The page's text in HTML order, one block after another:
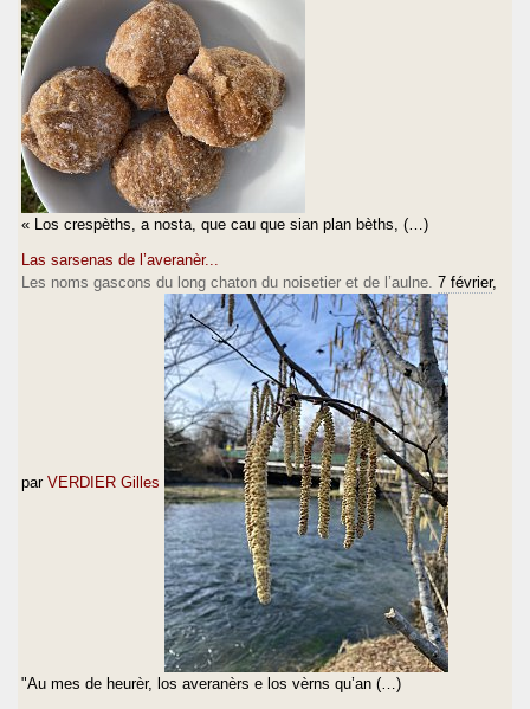
« Los crespèths, a nosta, que cau que sian plan bèths, (…)
Las sarsenas de l’averanèr...
Les noms gascons du long chaton du noisetier et de l’aulne. 7 février,
par VERDIER Gilles
"Au mes de heurèr, los averanèrs e los vèrns qu’an (…)